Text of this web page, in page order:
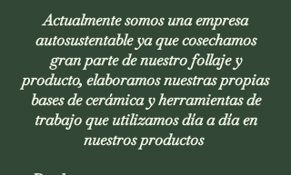
Actualmente somos una empresa
autosustentable ya que cosechamos
gran parte de nuestro follaje y
producto, elaboramos nuestras propias
bases de cerámica y herramientas de
trabajo que utilizamos día a día en
nuestros productos